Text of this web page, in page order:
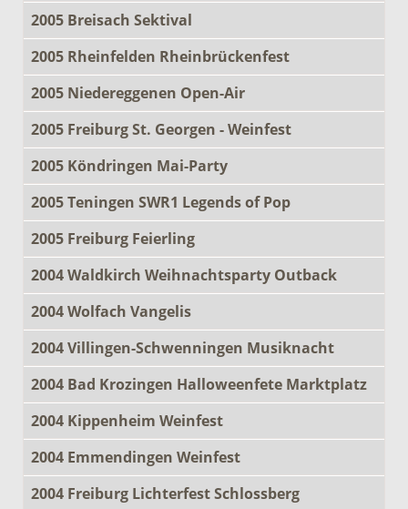
2005 Breisach Sektival
2005 Rheinfelden Rheinbrückenfest
2005 Niedereggenen Open-Air
2005 Freiburg St. Georgen - Weinfest
2005 Köndringen Mai-Party
2005 Teningen SWR1 Legends of Pop
2005 Freiburg Feierling
2004 Waldkirch Weihnachtsparty Outback
2004 Wolfach Vangelis
2004 Villingen-Schwenningen Musiknacht
2004 Bad Krozingen Halloweenfete Marktplatz
2004 Kippenheim Weinfest
2004 Emmendingen Weinfest
2004 Freiburg Lichterfest Schlossberg